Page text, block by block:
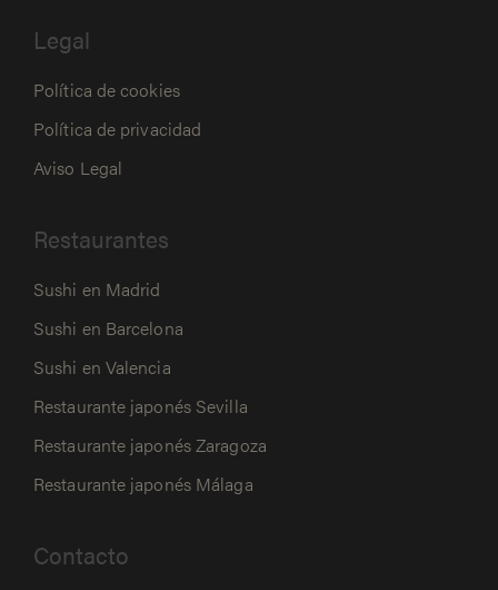
Legal
Política de cookies
Política de privacidad
Aviso Legal
Restaurantes
Sushi en Madrid
Sushi en Barcelona
Sushi en Valencia
Restaurante japonés Sevilla
Restaurante japonés Zaragoza
Restaurante japonés Málaga
Contacto